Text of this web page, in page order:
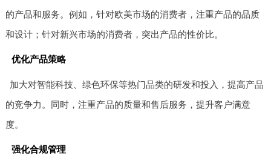
的产品和服务。例如，针对欧美市场的消费者，注重产品的品质
和设计；针对新兴市场的消费者，突出产品的性价比。
优化产品策略
加大对智能科技、绿色环保等热门品类的研发和投入，提高产品
的竞争力。同时，注重产品的质量和售后服务，提升客户满意
度。
强化合规管理